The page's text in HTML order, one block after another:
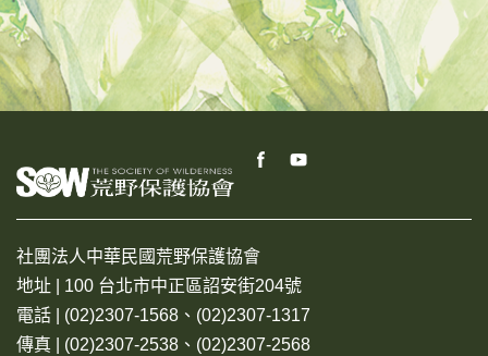
社團法人中華民國荒野保護協會
地址 | 100 台北市中正區詔安街204號
電話 | (02)2307-1568、(02)2307-1317
傳真 | (02)2307-2538、(02)2307-2568